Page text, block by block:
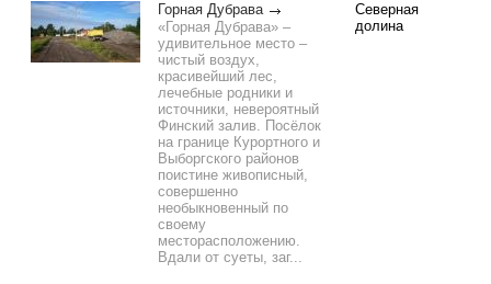
Горная Дубрава
«Горная Дубрава» –
удивительное место –
чистый воздух,
красивейший лес,
лечебные родники и
источники, невероятный
Финский залив. Посёлок
на границе Курортного и
Выборгского районов
поистине живописный,
совершенно
необыкновенный по
своему
месторасположению.
Вдали от суеты, заг...
Северная
долина